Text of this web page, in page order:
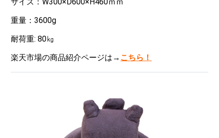
重量：3600g
耐荷重: 80㎏
楽天市場の商品紹介ページは→ こちら！